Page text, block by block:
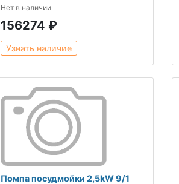
Нет в наличии
156274 ₽
Узнать наличие
Помпа посудмойки 2,5kW 9/1